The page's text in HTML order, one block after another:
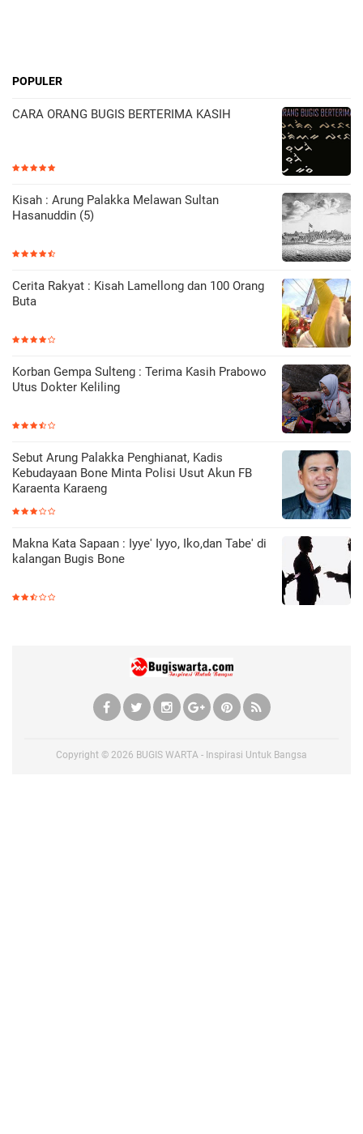
POPULER
CARA ORANG BUGIS BERTERIMA KASIH
Kisah : Arung Palakka Melawan Sultan
Hasanuddin (5)
Cerita Rakyat : Kisah Lamellong dan 100 Orang
Buta
Korban Gempa Sulteng : Terima Kasih Prabowo
Utus Dokter Keliling
Sebut Arung Palakka Penghianat, Kadis
Kebudayaan Bone Minta Polisi Usut Akun FB
Karaenta Karaeng
Makna Kata Sapaan : Iyye' Iyyo, Iko,dan Tabe' di
kalangan Bugis Bone
Copyright © 2026 BUGIS WARTA - Inspirasi Untuk Bangsa